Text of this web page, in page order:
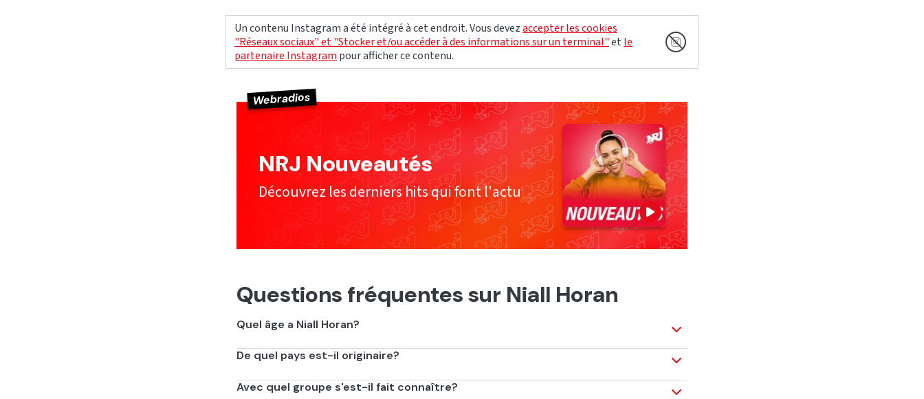
Un contenu Instagram a été intégré à cet endroit. Vous devezaccepter les cookies
"Réseaux sociaux" et "Stocker et/ou accéder à des informations sur un terminal"et le
partenaire Instagram pour afficher ce contenu.
Webradios
NRJ Nouveautés
Découvrez les derniers hits qui font l'actu
Questions fréquentes sur Niall Horan
Quel âge a Niall Horan?
Il a 32 ans. Il est né le 13 septembre 1993!
De quel pays est-il originaire?
Il est originaire d'Irlande!
Avec quel groupe s'est-il fait connaître?